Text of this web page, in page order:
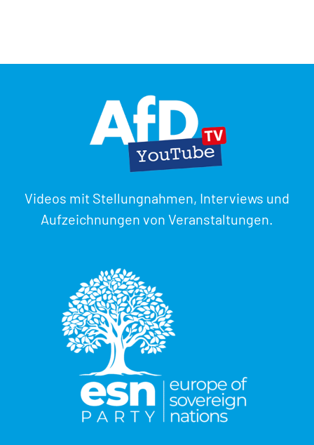
Videos mit Stellungnahmen, Interviews und
Aufzeichnungen von Veranstaltungen.